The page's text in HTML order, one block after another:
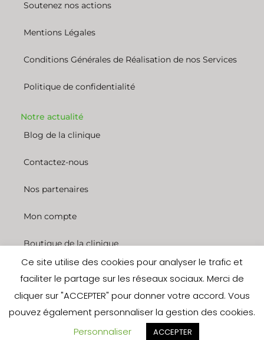
Soutenez nos actions
Mentions Légales
Conditions Générales de Réalisation de nos Services
Politique de confidentialité
Notre actualité
Blog de la clinique
Contactez-nous
Nos partenaires
Mon compte
Boutique de la clinique
© 2022 Clinique des entrepreneurs. Tous droits réservés. Site réalisé
experts de Dokaweb
Ce site utilise des cookies pour analyser le trafic et
faciliter le partage sur les réseaux sociaux. Merci de
cliquer sur "ACCEPTER" pour donner votre accord. Vous
pouvez également personnaliser la gestion des cookies.
Personnaliser
ACCEPTER